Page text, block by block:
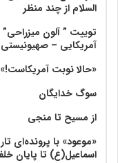
السلام از چند منظر
توییت ” آلون
آمریکایی – صهیونیستی
«حالا نوبت آمریکاست!»
سوگ خدایگان
از مسیح تا منجی
«موعود» با پرونده‌ای
اسماعیل(ع) تا پایان